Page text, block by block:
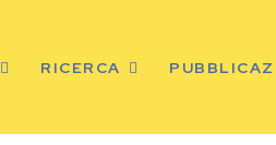
RICERCA